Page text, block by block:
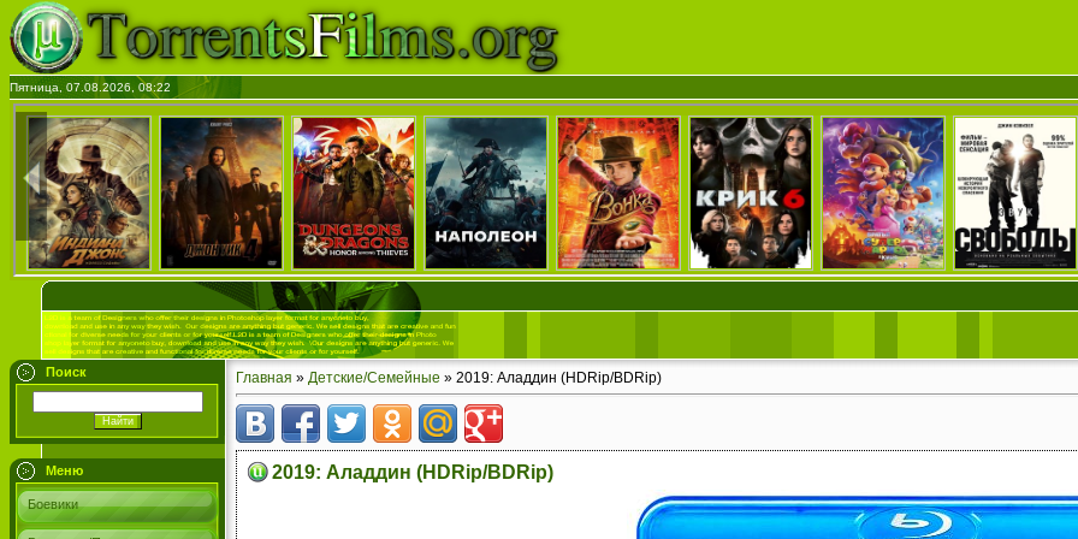
Пятница, 07.08.2026, 08:22
Поиск
Меню
Боевики
Главная » Детские/Семейные » 2019: Аладдин (HDRip/BDRip)
2019: Аладдин (HDRip/BDRip)